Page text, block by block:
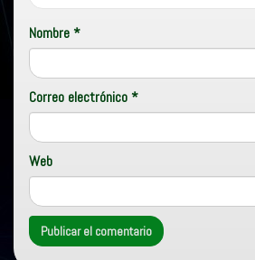
Nombre*
Correo electrónico*
Web